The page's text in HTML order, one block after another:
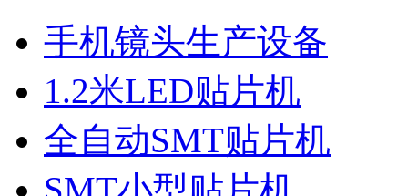
手机镜头生产设备
1.2米LED贴片机
全自动SMT贴片机